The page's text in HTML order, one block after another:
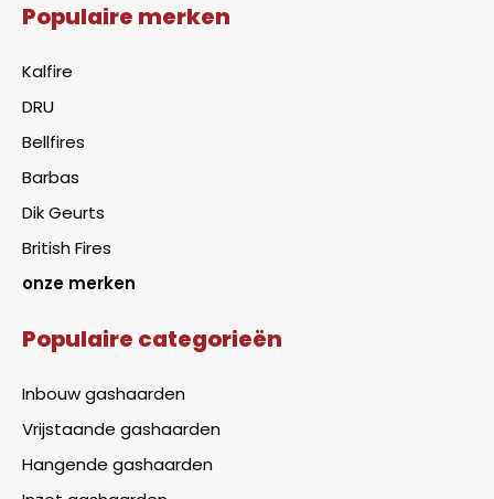
Populaire merken
Kalfire
DRU
Bellfires
Barbas
Dik Geurts
British Fires
onze merken
Populaire categorieën
Inbouw gashaarden
Vrijstaande gashaarden
Hangende gashaarden